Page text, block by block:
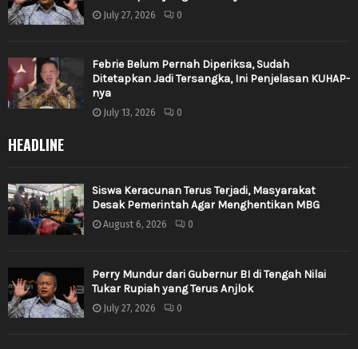
July 27, 2026 0
Febrie Belum Pernah Diperiksa, Sudah
Ditetapkan Jadi Tersangka, Ini Penjelasan KUHAP-
nya
July 13, 2026 0
HEADLINE
Siswa Keracunan Terus Terjadi, Masyarakat
Desak Pemerintah Agar Menghentikan MBG
August 6, 2026 0
Perry Mundur dari Gubernur BI di Tengah Nilai
Tukar Rupiah yang Terus Anjlok
July 27, 2026 0